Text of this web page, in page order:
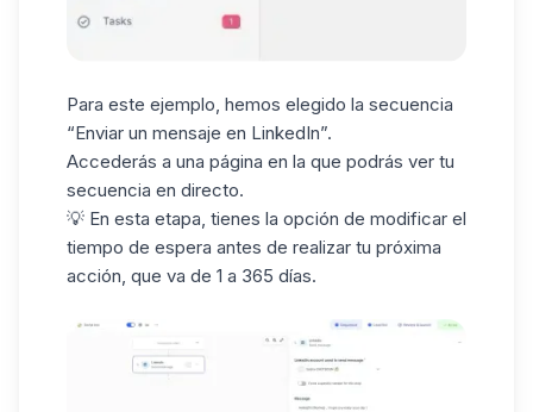
Para este ejemplo, hemos elegido la secuencia
“Enviar un mensaje en LinkedIn”.
Accederás a una página en la que podrás ver tu
secuencia en directo.
💡 En esta etapa, tienes la opción de modificar el
tiempo de espera antes de realizar tu próxima
acción, que va de 1 a 365 días.